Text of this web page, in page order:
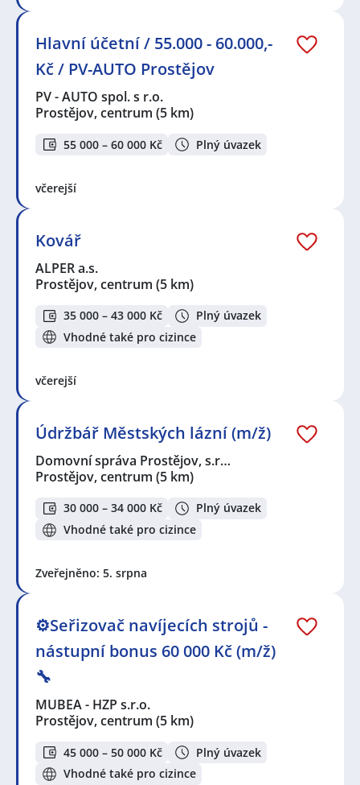
Hlavní účetní / 55.000 - 60.000,-
Kč / PV-AUTO Prostějov
PV - AUTO spol. s r.o.
Prostějov, centrum (5 km)
55 000 – 60 000 Kč Plný úvazek
včerejší
Kovář
ALPER a.s.
Prostějov, centrum (5 km)
35 000 – 43 000 Kč
Plný úvazek
Vhodné také pro cizince
včerejší
Údržbář Městských lázní (m/ž)
Domovní správa Prostějov, s.r…
Prostějov, centrum (5 km)
30 000 – 34 000 Kč
Plný úvazek
Vhodné také pro cizince
Zveřejněno: 5. srpna
⚙️Seřizovač navíjecích strojů -
nástupní bonus 60 000 Kč (m/ž)
🔧
MUBEA - HZP s.r.o.
Prostějov, centrum (5 km)
45 000 – 50 000 Kč
Plný úvazek
Vhodné také pro cizince